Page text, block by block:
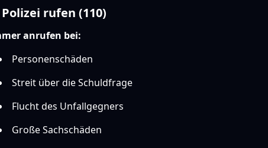
rufen (110)
anrufen bei:
Personenschäden
Streit über die Schuldfrage
Flucht des Unfallgegners
Große Sachschäden